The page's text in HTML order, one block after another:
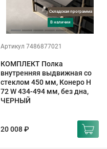
Складская программа
в наличии
Артикул 7486877021
КОМПЛЕКТ Полка
внутренняя выдвижная со
стеклом 450 мм, Конеро H
72 W 434-494 мм, без дна,
ЧЕРНЫЙ
20 008 ₽